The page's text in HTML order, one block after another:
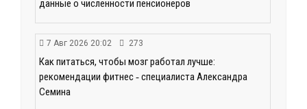
данные о численности пенсионеров
7 Авг 2026 20:02 273
Как питаться, чтобы мозг работал лучше:
рекомендации фитнес ‑ специалиста Александра
Семина